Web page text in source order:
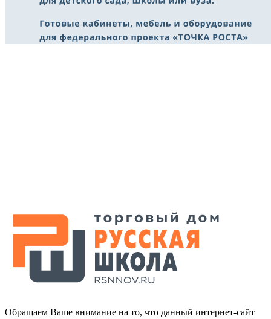
Обращаем Ваше внимание на то, что данный интернет-сайт